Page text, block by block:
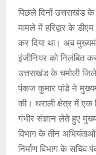
A
p
p
o
o
k
पिछले दिनों उत्तराखंड
मामले में हरिद्वार के
कर दिया था। अब
इंजीनियर को निलंबित
उत्तराखंड के चमोली
पंकज कुमार पांडे ने
की। थराली क्षेत्र में एक
गंभीर संज्ञान लेते हुए
विभाग के तीन
निर्माण विभाग के